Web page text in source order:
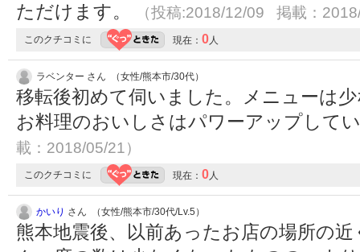
ただけます。
（投稿:2018/12/09 掲載：
このクチコミに 現在： 0人
ラベンター さん （女性/熊本市/30代）
移転後初めて伺いました。メニューは
お料理のおいしさはパワーアップして
載：2018/05/21）
このクチコミに 現在： 0人
かいり さん （女性/熊本市/30代/Lv.5）
熊本地震後、以前あったお店の場所の